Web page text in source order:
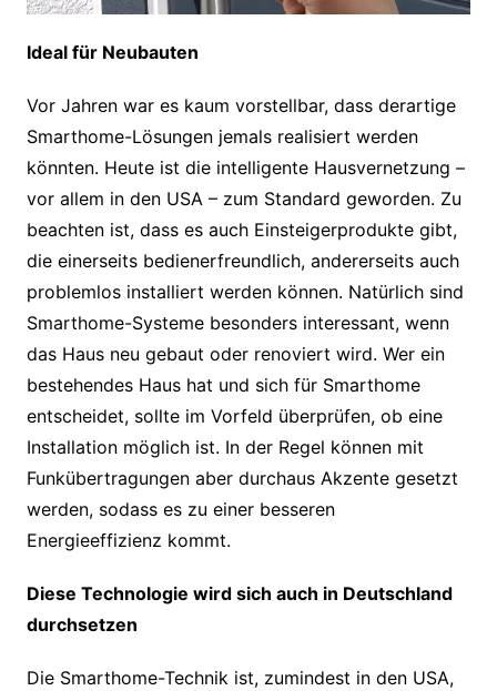
Ideal für Neubauten
Vor Jahren war es kaum vorstellbar, dass derartige
Smarthome-Lösungen jemals realisiert werden
könnten. Heute ist die intelligente Hausvernetzung –
vor allem in den USA – zum Standard geworden. Zu
beachten ist, dass es auch Einsteigerprodukte gibt,
die einerseits bedienerfreundlich, andererseits auch
problemlos installiert werden können. Natürlich sind
Smarthome-Systeme besonders interessant, wenn
das Haus neu gebaut oder renoviert wird. Wer ein
bestehendes Haus hat und sich für Smarthome
entscheidet, sollte im Vorfeld überprüfen, ob eine
Installation möglich ist. In der Regel können mit
Funkübertragungen aber durchaus Akzente gesetzt
werden, sodass es zu einer besseren
Energieeffizienz kommt.
Diese Technologie wird sich auch in Deutschland
durchsetzen
Die Smarthome-Technik ist, zumindest in den USA,